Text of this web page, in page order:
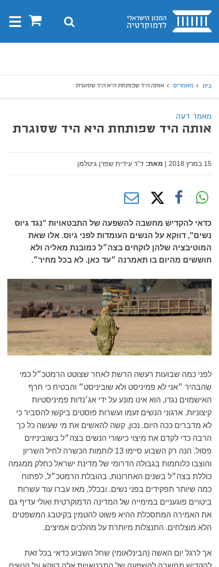
בית 0 חיפוש
בית מאמרים אותה היד שפותחת היא היד שסוגרת
מאמר דעה
אותה היד שפותחת היא היד שסוגרת
15 במרץ 2018 | מאת: ד"ר עידית שפרן גיטלמן
כדאי להקדיש מחשבה להשפעה של התבטאויות "נגד גיוס
נשים", דווקא על הנשים העומדות לפני גיוס. אלו שאת
המוטיבציה שלהן לוקחים בצה״ל כמובנת מאליה ולא
חוששים מהיום בו תאמרנה ״עד כאן. לא בכל מחיר״.
לפני כמה שבועות רעשה הרשת לאחר שצוטט הרמטכ״ל כמי
שהבהיר ״אני לא פמיניסט ולא שוביניסט״ והבטיח כי חרף
האישמוים נגדו, הוא אינו מונע על ידי אג׳נדות פמיניסטיות
קיצוניות. ארגוני הנשים זעמו ועשרות פוסטים ביקשו להסביר כי
לא מדברים ככה היום. נכון, קשה להאשים את מי שעשה כל כך
הרבה כדי לקדם את מיצוי כישורי הנשים בצה״ל בשוביניזים
פסול. הנה רק השבוע סיימו 13 לוחמות הכשרה לחיל השריון
והוצבו כלוחמות בגבולה הדרומי של מדינת ישראל כחלק ממגמה
כוללת בצה״ל בשנים האחרונות, בהובלת הרמטכ״ל, לפתוח
כמה שיותר תפקידים בפני נשים. ובכלל, מאז עברו עוד עשרות
ביטויים פוגעניים במימייה של המדינה הדמוקרטית ואולי עדיף גם
את האמירה המתסכלת ההיא פשוט להטמין בקיטבג המשפטים
הלא מוצלחים. התנצלות מיותרת על מהלכים אמיצים.
אך לרגל יום האשה (הבינלאומי) שחל השבוע כדאי בכל זאת